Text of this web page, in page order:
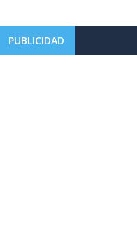
PUBLICIDAD